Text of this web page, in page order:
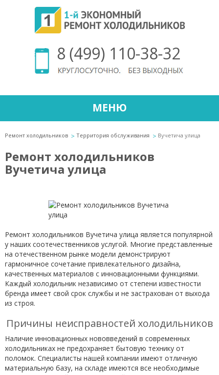
8 (499) 110-38-32
МЕНЮ
Ремонт холодильников Территория обслуживания Вучетича улица
Ремонт холодильников
Вучетича улица
Ремонт холодильников Вучетича улица является популярной
у наших соотечественников услугой. Многие представленные
на отечественном рынке модели демонстрируют
гармоничное сочетание привлекательного дизайна,
качественных материалов с инновационными функциями.
Каждый холодильник независимо от степени известности
бренда имеет свой срок службы и не застрахован от выхода
из строя.
Причины неисправностей холодильников
Наличие инновационных нововведений в современных
холодильниках не предохраняет бытовую технику от
поломок. Специалисты нашей компании имеют отличную
материальную базу, на складе имеются все необходимые